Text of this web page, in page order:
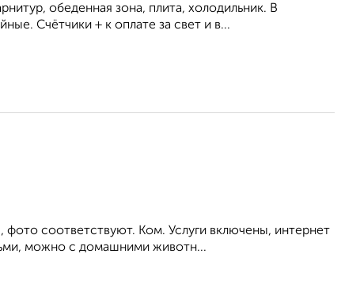
обеденная зона, плита, холодильник. В
Счётчики + к оплате за свет и в...
соответствуют. Ком. Услуги включены, интернет
можно с домашними животн...